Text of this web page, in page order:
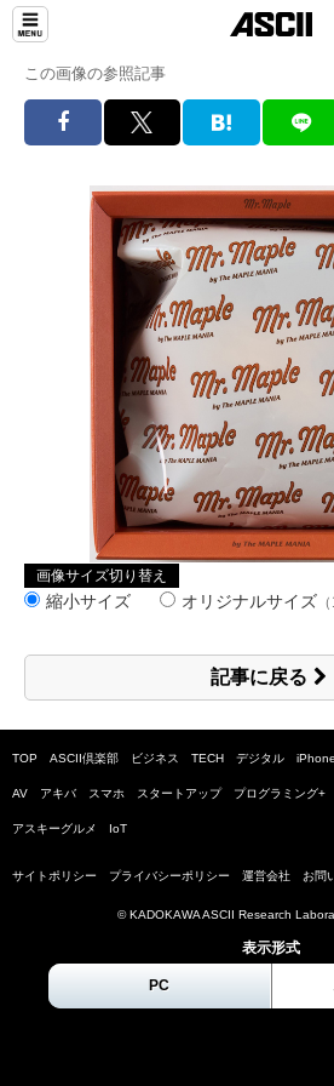
この画像の参照記事
画像サイズ切り替え
縮小サイズ オリジナルサイズ
記事に戻る
TOP ASCII倶楽部 ビジネス TECH デジタル
AV アキバ スマホ スタートアップ プログラミング+
アスキーグルメ IoT
サイトポリシー プライバシーポリシー 運営会社 お問
© KADOKAWA ASCII Research
表示形式
PC